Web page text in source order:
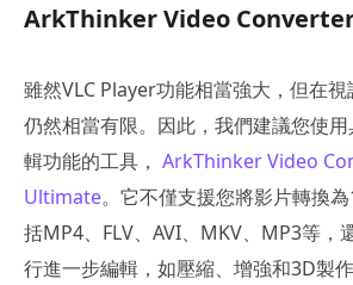
ArkThinker Video
雖然VLC Player功能相當強大，但在
仍然相當有限。因此，我們建議您使
輯功能的工具， ArkThinker Video
Ultimate。它不僅支援您將影片轉換
括MP4、FLV、AVI、MKV、MP3等，
行進一步編輯，如壓縮、增強和3D製